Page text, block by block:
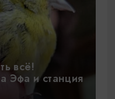
всё!
Эфа и станция